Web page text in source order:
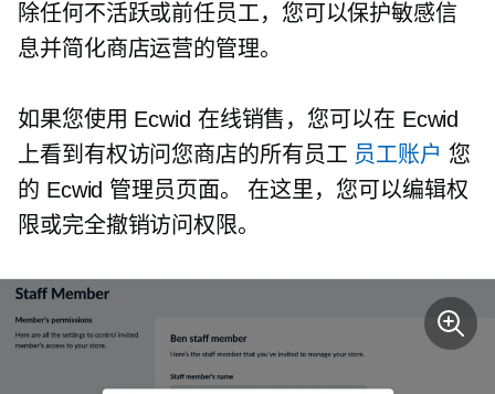
除任何不活跃或前任员工，您可以保护敏感信
息并简化商店运营的管理。
如果您使用 Ecwid 在线销售，您可以在 Ecwid
上看到有权访问您商店的所有员工 员工账户 您
的 Ecwid 管理员页面。 在这里，您可以编辑权
限或完全撤销访问权限。